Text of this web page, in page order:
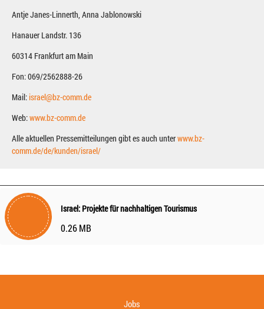
Antje Janes-Linnerth, Anna Jablonowski
Hanauer Landstr. 136
60314 Frankfurt am Main
Fon: 069/2562888-26
Mail:israel@bz-comm.de
Web:www.bz-comm.de
Alle aktuellen Pressemitteilungen gibt es auch unterwww.bz-
comm.de/de/kunden/israel/
Israel: Projekte für nachhaltigen Tourismus
0.26 MB
Jobs